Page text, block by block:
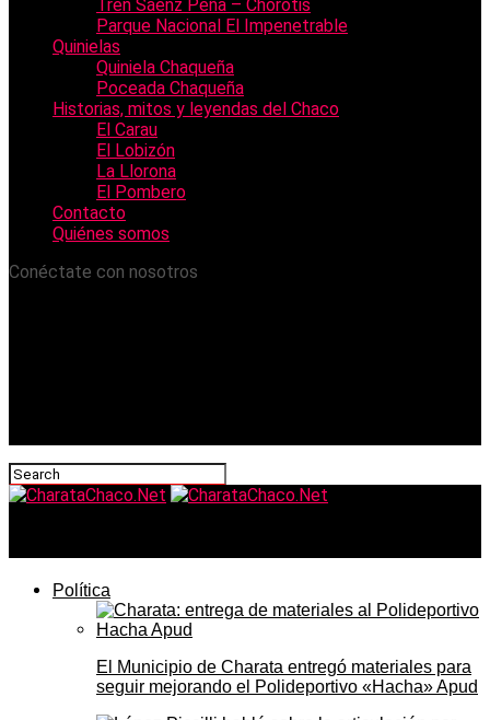
Tren Sáenz Peña – Chorotis
Parque Nacional El Impenetrable
Quinielas
Quiniela Chaqueña
Poceada Chaqueña
Historias, mitos y leyendas del Chaco
El Carau
El Lobizón
La Llorona
El Pombero
Contacto
Quiénes somos
Conéctate con nosotros
Política
El Municipio de Charata entregó materiales para
seguir mejorando el Polideportivo «Hacha» Apud